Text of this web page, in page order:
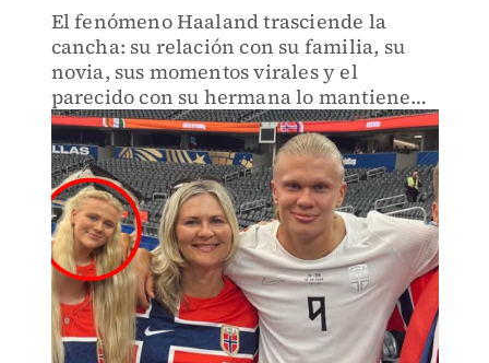
El fenómeno Haaland trasciende la
cancha: su relación con su familia, su
novia, sus momentos virales y el
parecido con su hermana lo mantienen
en tendencia; descubre de quien se
trata.